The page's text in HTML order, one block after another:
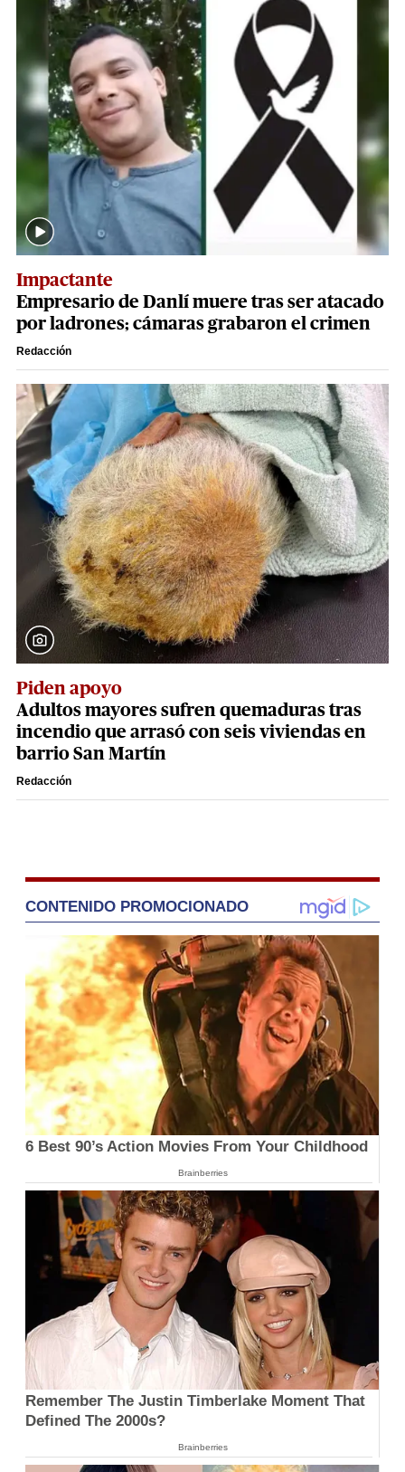
Impactante
Empresario de Danlí muere tras ser atacado
por ladrones; cámaras grabaron el crimen
Redacción
Piden apoyo
Adultos mayores sufren quemaduras tras
incendio que arrasó con seis viviendas en
barrio San Martín
Redacción
CONTENIDO PROMOCIONADO
6 Best 90’s Action Movies From Your Childhood
Brainberries
Remember The Justin Timberlake Moment That
Defined The 2000s?
Brainberries